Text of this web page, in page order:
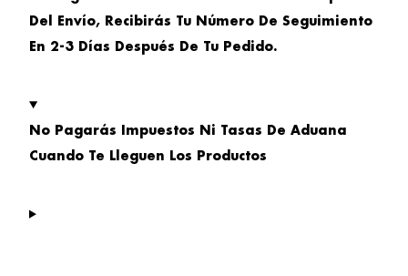
Del Envío, Recibirás Tu Número De Seguimiento
En 2-3 Días Después De Tu Pedido.
No Pagarás Impuestos Ni Tasas De Aduana
Cuando Te Lleguen Los Productos